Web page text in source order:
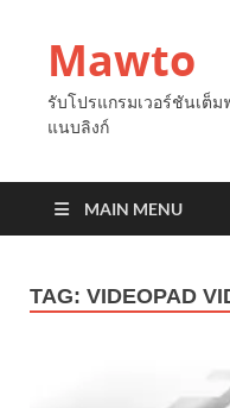
Mawto
รับโปรแกรมเวอร์ชันเต็
แนบลิงก์
MAIN MENU
TAG: VIDEOPAD